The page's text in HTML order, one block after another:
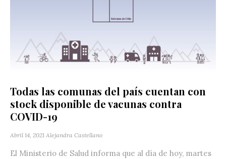
Todas las comunas del país cuentan con
stock disponible de vacunas contra
COVID-19
Abril 14, 2021 Alejandra Castellano
El Ministerio de Salud informa que al día de hoy, martes